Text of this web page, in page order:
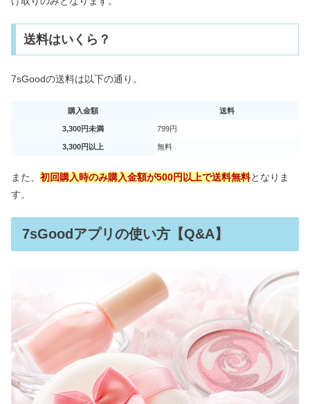
送料はいくら？
7sGoodの送料は以下の通り。
購入金額 送料
3,300円未満 799円
3,300円以上 無料
また、 初回購入時のみ購入金額が500円以上で送料無料となりま
す。
7sGoodアプリの使い方【Q&A】